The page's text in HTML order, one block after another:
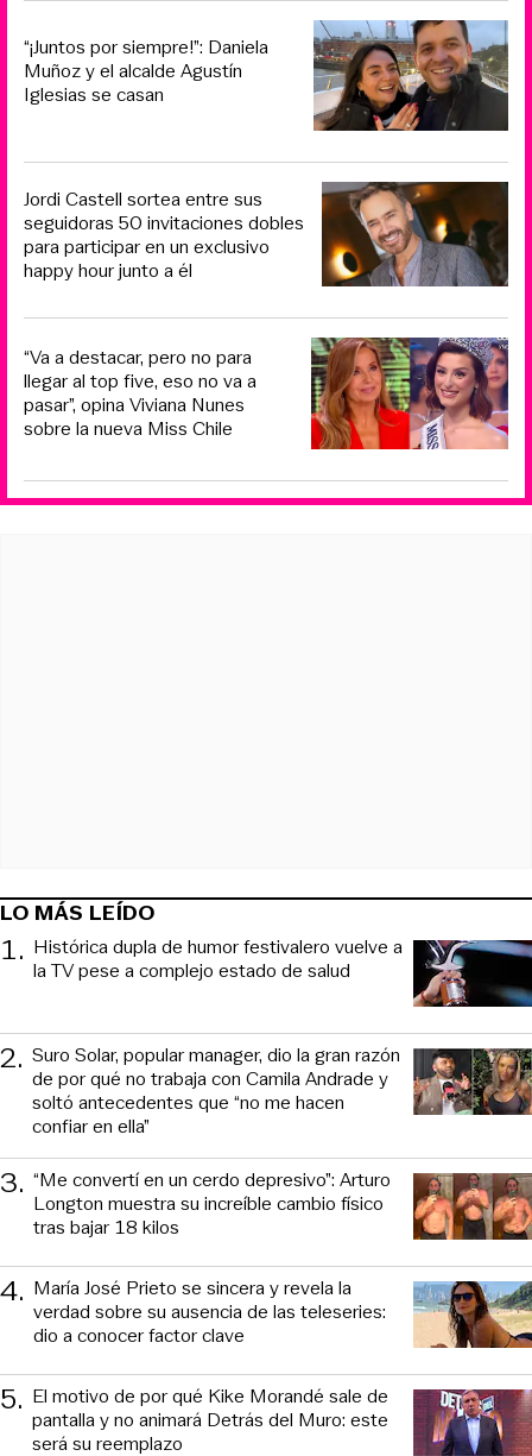
“¡Juntos por siempre!”: Daniela
Muñoz y el alcalde Agustín
Iglesias se casan
Jordi Castell sortea entre sus
seguidoras 50 invitaciones dobles
para participar en un exclusivo
happy hour junto a él
“Va a destacar, pero no para
llegar al top five, eso no va a
pasar”, opina Viviana Nunes
sobre la nueva Miss Chile
LO MÁS LEÍDO
1. Histórica dupla de humor festivalero vuelve a
la TV pese a complejo estado de salud
2. Suro Solar, popular manager, dio la gran razón
de por qué no trabaja con Camila Andrade y
soltó antecedentes que “no me hacen
confiar en ella”
3. “Me convertí en un cerdo depresivo”: Arturo
Longton muestra su increíble cambio físico
tras bajar 18 kilos
4. María José Prieto se sincera y revela la
verdad sobre su ausencia de las teleseries:
dio a conocer factor clave
5. El motivo de por qué Kike Morandé sale de
pantalla y no animará Detrás del Muro: este
será su reemplazo